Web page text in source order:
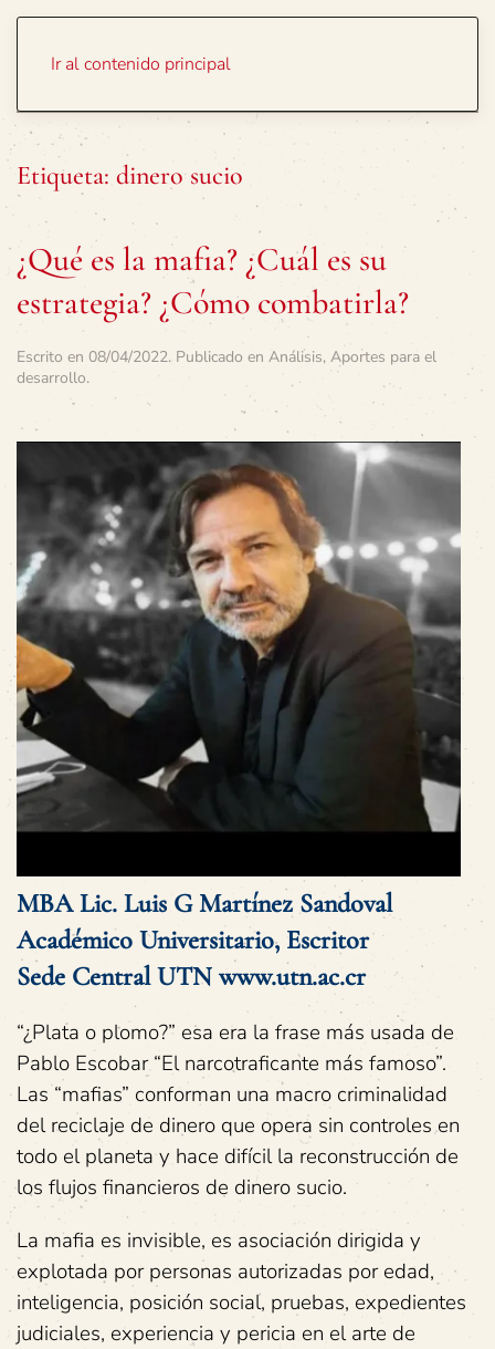
Ir al contenido principal
Etiqueta: dinero sucio
¿Qué es la mafia? ¿Cuál es su
estrategia? ¿Cómo combatirla?
Escrito en 08/04/2022. Publicado en Análisis, Aportes para el
desarrollo.
MBA Lic. Luis G Martínez Sandoval
Académico Universitario, Escritor
Sede Central UTN www.utn.ac.cr
“¿Plata o plomo?” esa era la frase más usada de
Pablo Escobar “El narcotraficante más famoso”.
Las “mafias” conforman una macro criminalidad
del reciclaje de dinero que opera sin controles en
todo el planeta y hace difícil la reconstrucción de
los flujos financieros de dinero sucio.
La mafia es invisible, es asociación dirigida y
explotada por personas autorizadas por edad,
inteligencia, posición social, pruebas, expedientes
judiciales, experiencia y pericia en el arte de